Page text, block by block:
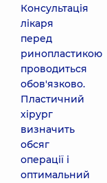
Консультація
лікаря
перед
ринопластикою
проводиться
обов'язково.
Пластичний
хірург
визначить
обсяг
операції і
оптимальний